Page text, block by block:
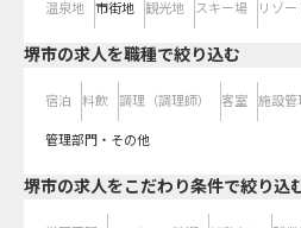
温泉地 市街地 観光地 スキー場 リゾー
堺市の求人を職種で絞り込む
宿泊 料飲 調理（調理師） 客室 施設管
管理部門・その他
堺市の求人をこだわり条件で絞り込